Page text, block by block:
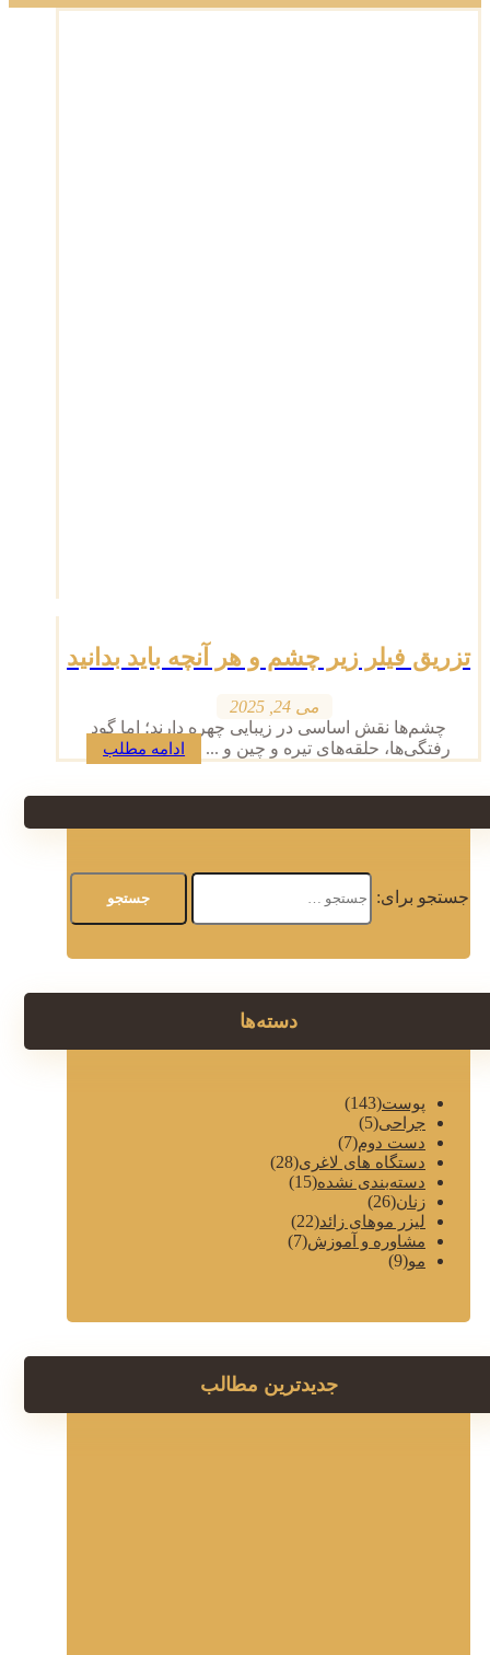
تزریق فیلر زیر چشم و هر آنچه باید بدانید
می 24, 2025
چشم‌ها نقش اساسی در زیبایی چهره دارند؛ اما گود
رفتگی‌ها، حلقه‌های تیره و چین‌ و ...
ادامه مطلب
جستجو برای:
دسته‌ها
پوست(143)
جراحی(5)
دست دوم(7)
دستگاه های لاغری(28)
دسته‌بندی نشده(15)
زنان(26)
لیزر موهای زائد(22)
مشاوره و آموزش(7)
مو(9)
جدیدترین مطالب